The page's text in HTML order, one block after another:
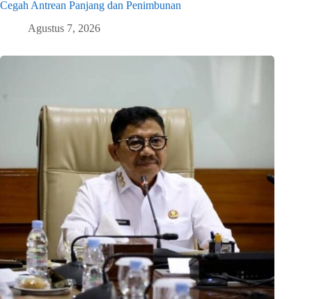
Cegah Antrean Panjang dan Penimbunan
Agustus 7, 2026